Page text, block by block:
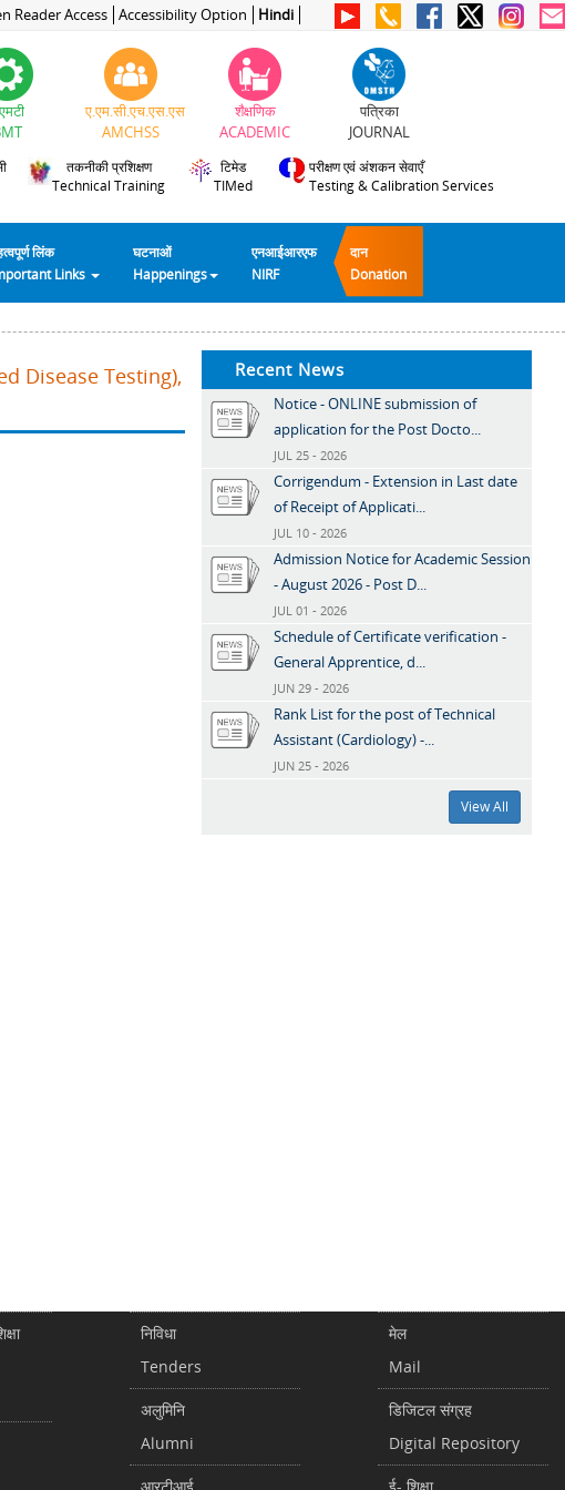
Reader Access Accessibility Option Hindi
ए.एम.सी.एच.एस.एस
AMCHSS
शैक्षणिक
ACADEMIC
पत्रिका
JOURNAL
तकनीकी प्रशिक्षण
Technical Training
टिमेड
TIMed
परीक्षण एवं अंशकन सेवाएँ
Testing & Calibration Services
लिंक
Links
घटनाओं
Happenings
एनआईआरएफ
NIRF
दान
Donation
Disease Testing),
Recent News
Notice - ONLINE submission of
application for the Post Docto...
JUL 25 - 2026
Corrigendum - Extension in Last date
of Receipt of Applicati...
JUL 10 - 2026
Admission Notice for Academic Session
- August 2026 - Post D...
JUL 01 - 2026
Schedule of Certificate verification -
General Apprentice, d...
JUN 29 - 2026
Rank List for the post of Technical
Assistant (Cardiology) -...
JUN 25 - 2026
View All
निविधा
Tenders
अलुमिनि
Alumni
मेल
Mail
डिजिटल संग्रह
Digital Repository